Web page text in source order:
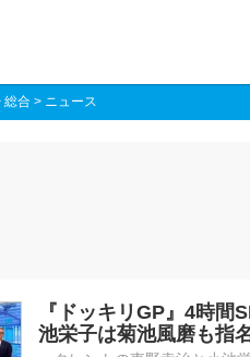
総合 > ニュース
『ドッキリGP』4時
池栄子は菊池風磨も指